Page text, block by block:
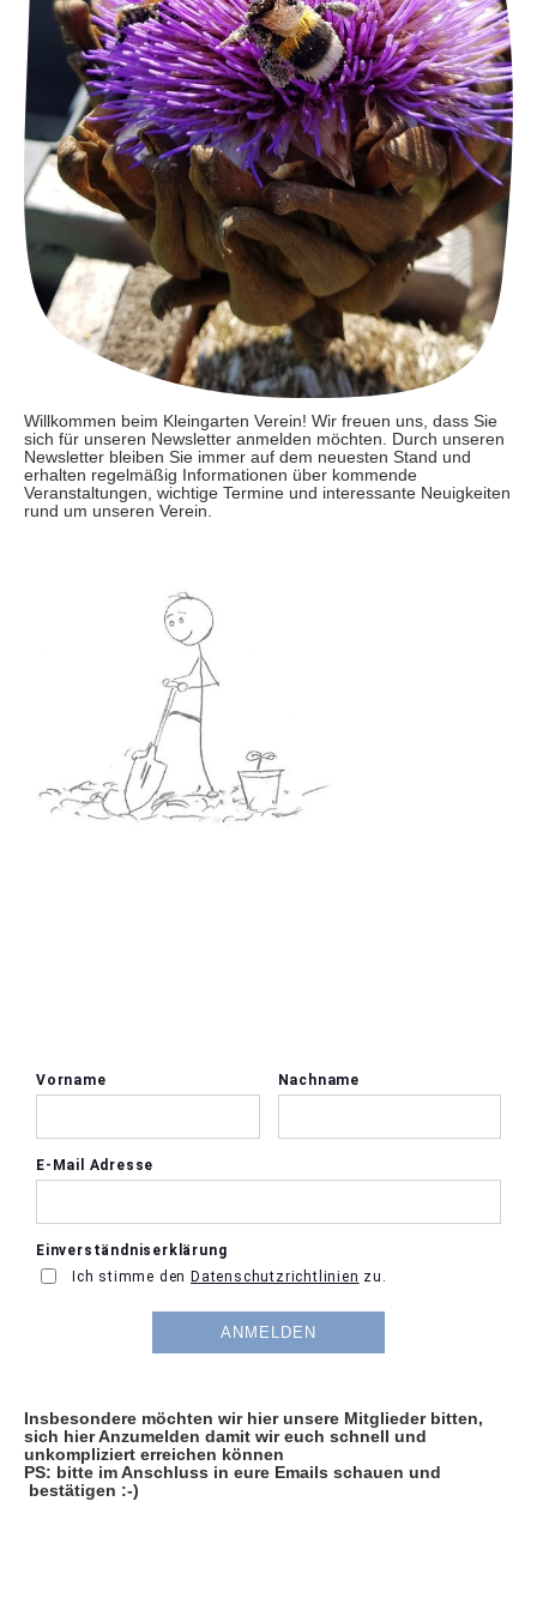
Willkommen beim Kleingarten Verein! Wir freuen uns, dass Sie
sich für unseren Newsletter anmelden möchten. Durch unseren
Newsletter bleiben Sie immer auf dem neuesten Stand und
erhalten regelmäßig Informationen über kommende
Veranstaltungen, wichtige Termine und interessante Neuigkeiten
rund um unseren Verein.
Insbesondere möchten wir hier unsere Mitglieder bitten,
sich hier Anzumelden damit wir euch schnell und
unkompliziert erreichen können
PS: bitte im Anschluss in eure Emails schauen und
bestätigen :-)